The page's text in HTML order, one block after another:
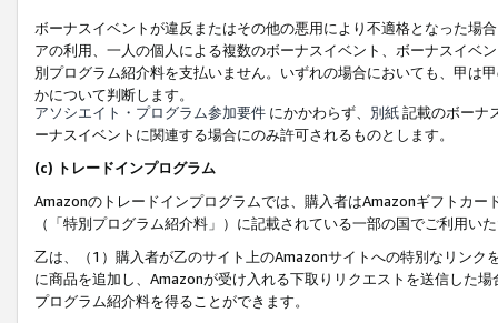
ボーナスイベントが違反またはその他の悪用により不適格となった場
アの利用、一人の個人による複数のボーナスイベント、ボーナスイベ
別プログラム紹介料を支払いません。いずれの場合においても、甲は
かについて判断します。
アソシエイト・プログラム参加要件 にかかわらず、 別紙記載のボーナ
ーナスイベントに関連する場合にのみ許可されるものとします。
(c) トレードインプログラム
Amazonのトレードインプログラムでは、購入者はAmazonギフトカ
（「特別プログラム紹介料」）に記載されている一部の国でご利用い
乙は、（1）購入者が乙のサイト上のAmazonサイトへの特別なリン
に商品を追加し、Amazonが受け入れる下取りリクエストを送信した
プログラム紹介料を得ることができます。